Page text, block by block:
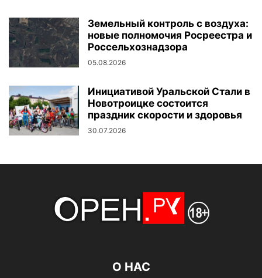
Земельный контроль с воздуха:
новые полномочия Росреестра и
Россельхознадзора
05.08.2026
Инициативой Уральской Стали в
Новотроицке состоится
праздник скорости и здоровья
30.07.2026
О НАС